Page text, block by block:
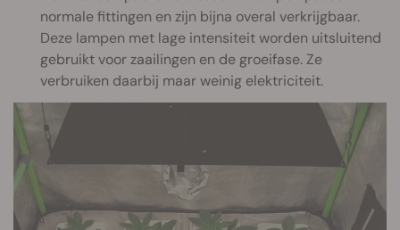
normale fittingen en zijn bijna overal verkrijgbaar.
Deze lampen met lage intensiteit worden uitsluitend
gebruikt voor zaailingen en de groeifase. Ze
verbruiken daarbij maar weinig elektriciteit.